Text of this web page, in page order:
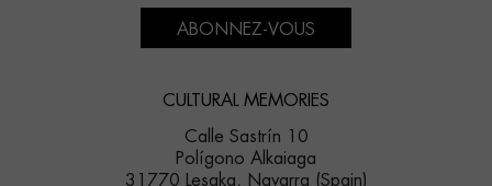
ABONNEZ-VOUS
CULTURAL MEMORIES
Calle Sastrín 10
Polígono Alkaiaga
31770 Lesaka, Navarra (Spain)